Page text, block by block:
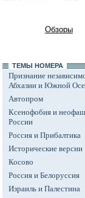
Обзоры
ТЕМЫ НОМЕРА
Признание
Абхазии и Южной
Автопром
Ксенофобия и
России
Россия и Прибалтика
Исторические версии
Косово
Россия и Белоруссия
Израиль и Палестина